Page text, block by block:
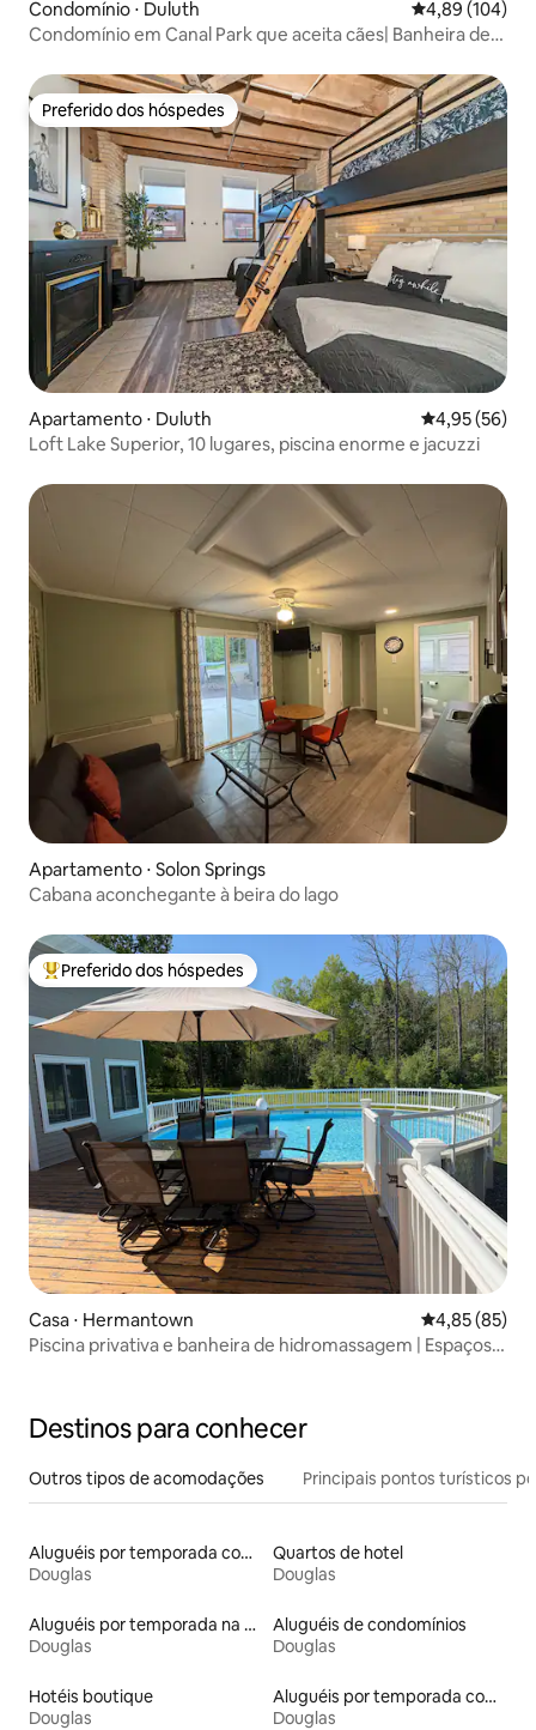
Condomínio ⋅ Duluth 4,89 de uma
4,89 (104)
Condomínio em Canal Park que aceita cães| Banheira de
Preferido dos hóspedes
Preferido dos hóspedes
Apartamento ⋅ Duluth 4,95 de uma
4,95 (56)
Loft Lake Superior, 10 lugares, piscina enorme e jacuzzi
Apartamento ⋅ Solon Springs
Cabana aconchegante à beira do lago
Entre os melhores preferidos dos hóspedes
Preferido dos hóspedes
Casa ⋅ Hermantown 4,85 de uma
4,85 (85)
Piscina privativa e banheira de hidromassagem | Espaçoso
Destinos para conhecer
Outros tipos de acomodações Principais pontos turísticos
Aluguéis por temporada com caiaque
Douglas
Quartos de hotel
Douglas
Aluguéis por temporada na orla
Douglas
Aluguéis de condomínios
Douglas
Hotéis boutique
Douglas
Aluguéis por temporada com acesso à praia
Douglas